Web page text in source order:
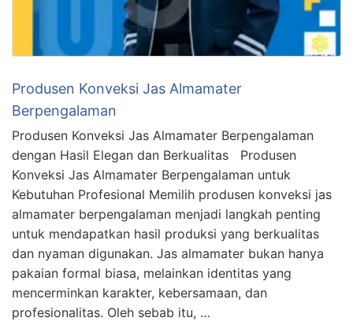
Produsen Konveksi Jas Almamater
Berpengalaman
Produsen Konveksi Jas Almamater Berpengalaman
dengan Hasil Elegan dan Berkualitas Produsen
Konveksi Jas Almamater Berpengalaman untuk
Kebutuhan Profesional Memilih produsen konveksi jas
almamater berpengalaman menjadi langkah penting
untuk mendapatkan hasil produksi yang berkualitas
dan nyaman digunakan. Jas almamater bukan hanya
pakaian formal biasa, melainkan identitas yang
mencerminkan karakter, kebersamaan, dan
profesionalitas. Oleh sebab itu, …